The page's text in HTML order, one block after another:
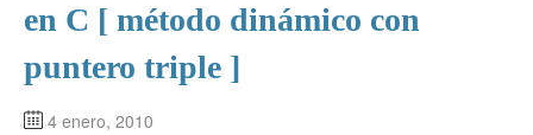
en C [ método dinámico con
puntero triple ]
4 enero, 2010